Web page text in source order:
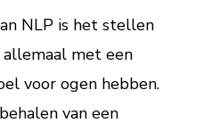
NLP is het stellen
met een
voor ogen hebben.
van een